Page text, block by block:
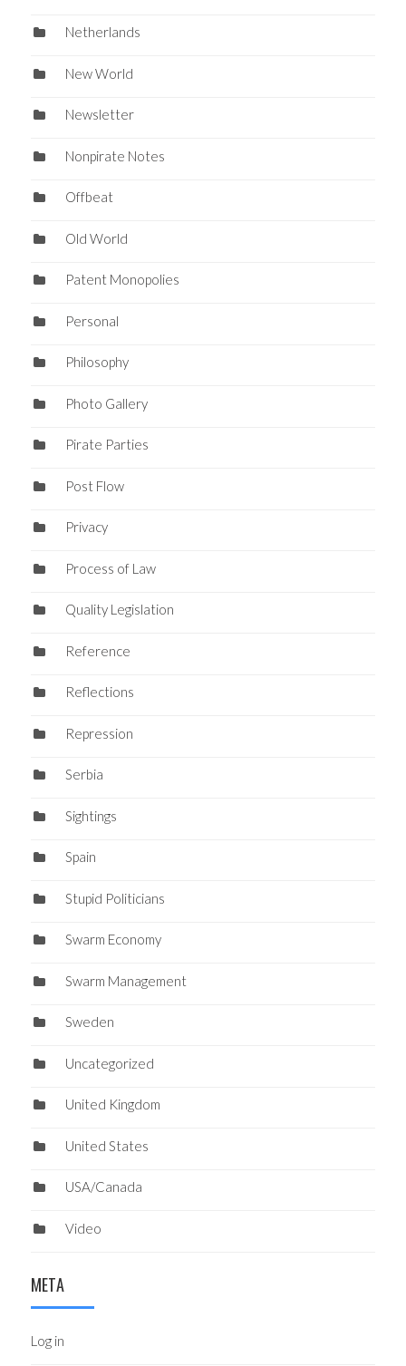
Netherlands
New World
Newsletter
Nonpirate Notes
Offbeat
Old World
Patent Monopolies
Personal
Philosophy
Photo Gallery
Pirate Parties
Post Flow
Privacy
Process of Law
Quality Legislation
Reference
Reflections
Repression
Serbia
Sightings
Spain
Stupid Politicians
Swarm Economy
Swarm Management
Sweden
Uncategorized
United Kingdom
United States
USA/Canada
Video
META
Log in